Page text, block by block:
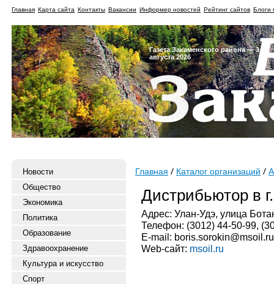
Главная Карта сайта Контакты Вакансии Информер новостей Рейтинг сайтов Блоги
Газета Закаменского района — 3
августа 2026
Новости
Общество
Экономика
Политика
Образование
Здравоохранение
Культура и искусство
Спорт
Главная Каталог организаций
Дистрибьютор в
Адрес: Улан-Удэ, улица
Телефон: (3012) 44-50-99,
E-mail: boris.sorokin@msoil.ru
Web-сайт: msoil.ru